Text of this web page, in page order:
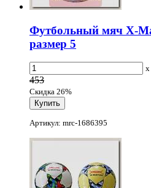
Футбольный мяч X-
размер 5
x
453
Скидка 26%
Артикул: mrc-1686395